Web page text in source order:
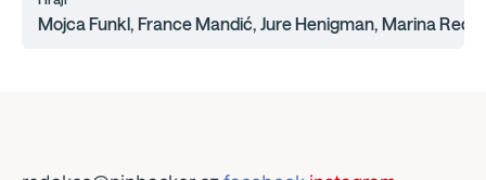
Mojca Funkl, France Mandić, Jure Henigman, Marina